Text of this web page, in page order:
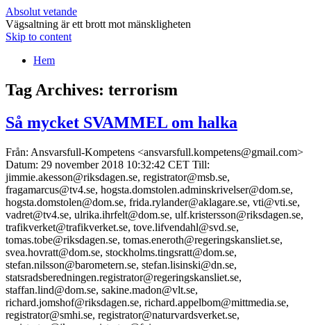
Absolut vetande
Vägsaltning är ett brott mot mänskligheten
Skip to content
Hem
Tag Archives: terrorism
Så mycket SVAMMEL om halka
Från: Ansvarsfull-Kompetens <ansvarsfull.kompetens@gmail.com>
Datum: 29 november 2018 10:32:42 CET Till:
jimmie.akesson@riksdagen.se, registrator@msb.se,
fragamarcus@tv4.se, hogsta.domstolen.adminskrivelser@dom.se,
hogsta.domstolen@dom.se, frida.rylander@aklagare.se, vti@vti.se,
vadret@tv4.se, ulrika.ihrfelt@dom.se, ulf.kristersson@riksdagen.se,
trafikverket@trafikverket.se, tove.lifvendahl@svd.se,
tomas.tobe@riksdagen.se, tomas.eneroth@regeringskansliet.se,
svea.hovratt@dom.se, stockholms.tingsratt@dom.se,
stefan.nilsson@barometern.se, stefan.lisinski@dn.se,
statsradsberedningen.registrator@regeringskansliet.se,
staffan.lind@dom.se, sakine.madon@vlt.se,
richard.jomshof@riksdagen.se, richard.appelbom@mittmedia.se,
registrator@smhi.se, registrator@naturvardsverket.se,